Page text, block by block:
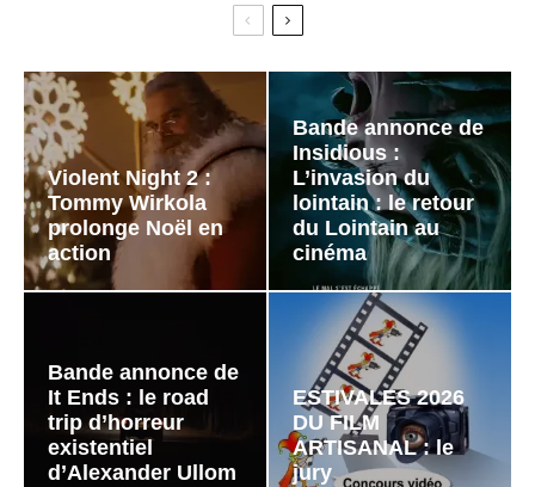
Violent Night 2 :
Tommy Wirkola
prolonge Noël en
action
Bande annonce de
Insidious :
L’invasion du
lointain : le retour
du Lointain au
cinéma
Bande annonce de
It Ends : le road
trip d’horreur
existentiel
d’Alexander Ullom
ESTIVALES 2026
DU FILM
ARTISANAL : le
jury